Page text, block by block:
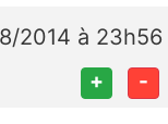
2014 à 23h56
+ -